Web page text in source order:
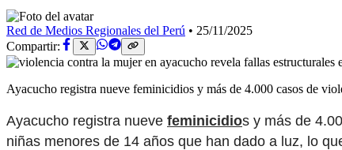
Red de Medios Regionales del Perú • 25/11/2025
Compartir:
Ayacucho registra nueve feminicidios y más de 4.000 casos de
Ayacucho registra nueve feminicidios y más de
niñas menores de 14 años que han dado a luz, lo